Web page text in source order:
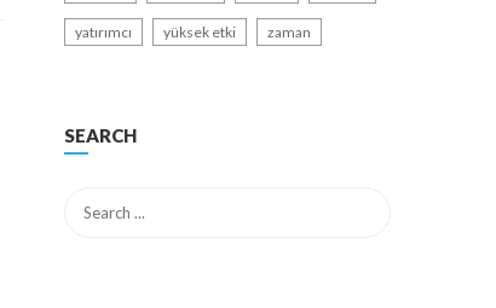
yatırımcı yüksek etki zaman
SEARCH